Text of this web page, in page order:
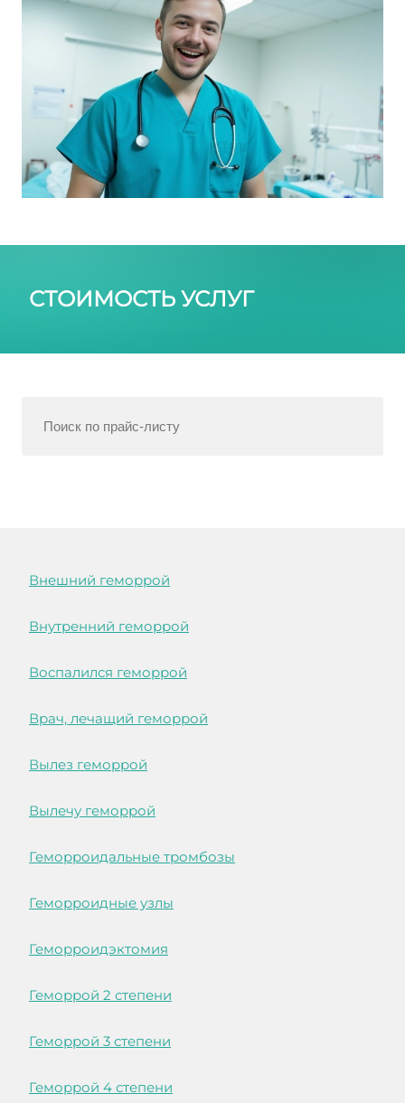
СТОИМОСТЬ УСЛУГ
Внешний геморрой
Внутренний геморрой
Воспалился геморрой
Врач, лечащий геморрой
Вылез геморрой
Вылечу геморрой
Геморроидальные тромбозы
Геморроидные узлы
Геморроидэктомия
Геморрой 2 степени
Геморрой 3 степени
Геморрой 4 степени